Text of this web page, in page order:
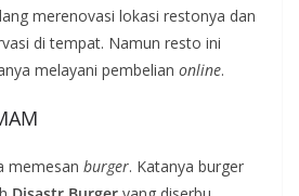
merenovasi lokasi restonya dan
di tempat. Namun resto ini
melayani pembelian online.
memesan burger. Katanya burger